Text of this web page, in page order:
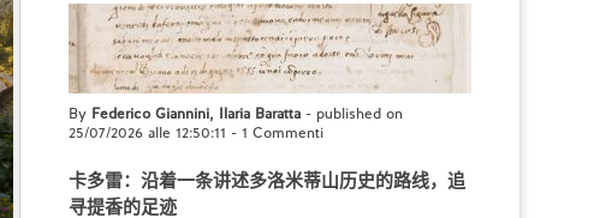
By Federico Giannini, Ilaria Baratta - published on
25/07/2026 alle 12:50:11 - 1 Commenti
卡多雷：沿着一条讲述多洛米蒂山历史的路线，追
寻提香的足迹